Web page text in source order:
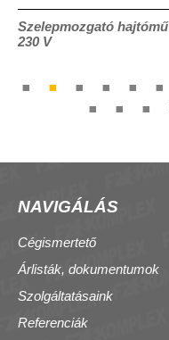
Szelepmozgató hajtómű
230 V
NAVIGÁLÁS
Cégismertető
Árlisták, dokumentumok
Szolgáltatásaink
Referenciák